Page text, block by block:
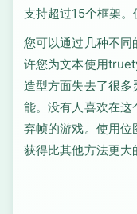
支持超过15个框架。
您可以通过几种不同
许您为文本使用
造型方面失去了很多
能。没有人喜欢在这
弃帧的游戏。使用位
获得比其他方法更大